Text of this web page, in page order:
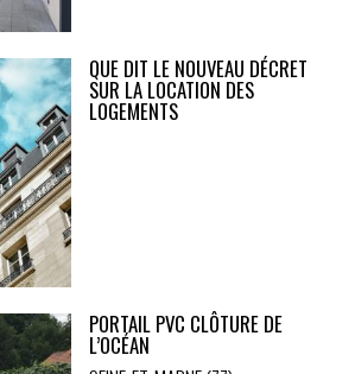
QUE DIT LE NOUVEAU DÉCRET
SUR LA LOCATION DES
LOGEMENTS
PORTAIL PVC CLÔTURE DE
L’OCÉAN